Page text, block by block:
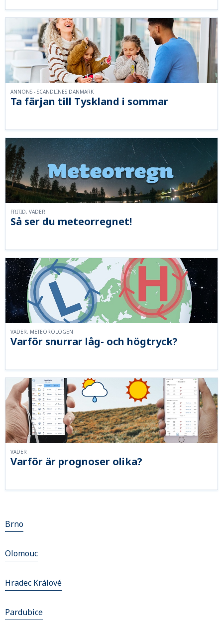
Ta färjan till Tyskland i sommar
ANNONS - SCANDLINES DANMARK
Så ser du meteorregnet!
FRITID, VÄDER
Varför snurrar låg- och högtryck?
VÄDER, METEOROLOGEN
Varför är prognoser olika?
VÄDER
Brno
Olomouc
Hradec Králové
Pardubice